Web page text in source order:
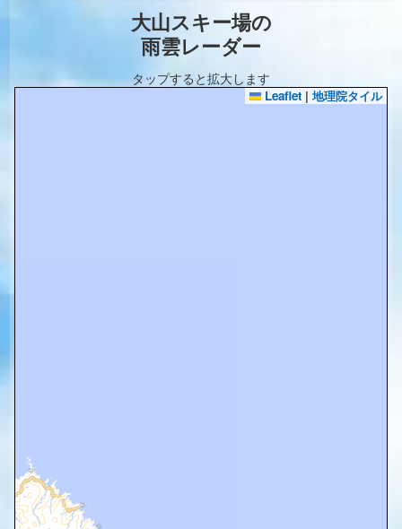
大山スキー場の
雨雲レーダー
タップすると拡大します
Leaflet | 地理院タイル